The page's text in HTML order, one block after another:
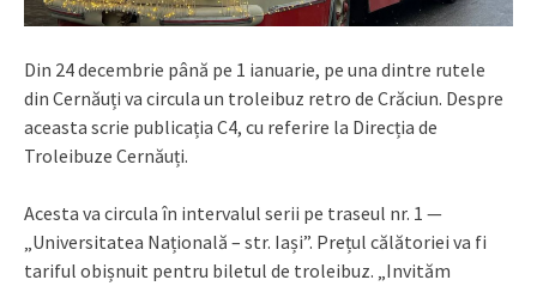
Din 24 decembrie până pe 1 ianuarie, pe una dintre rutele
din Cernăuți va circula un troleibuz retro de Crăciun. Despre
aceasta scrie publicația C4, cu referire la Direcția de
Troleibuze Cernăuți.
Acesta va circula în intervalul serii pe traseul nr. 1 —
„Universitatea Națională – str. Iași”. Prețul călătoriei va fi
tariful obișnuit pentru biletul de troleibuz. „Invităm